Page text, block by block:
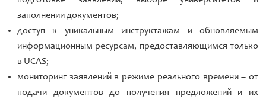
заполнении документов;
доступ к уникальным инструктажам и обновляемым
информационным ресурсам, предоставляющимся только
в UCAS;
мониторинг заявлений в режиме реального времени – от
подачи документов до получения предложений и их